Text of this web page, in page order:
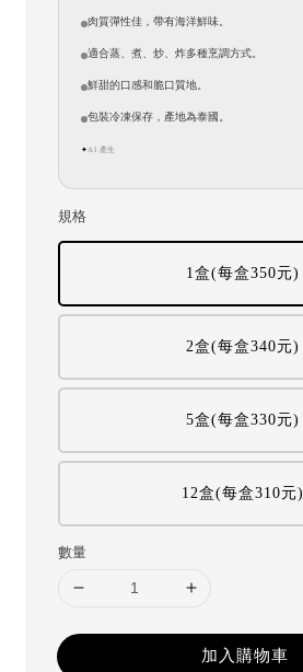
肉質彈性佳，帶有海洋鮮味。
適合蒸、煮、炒、炸多種烹調方式。
鮮甜的口感和脆口質地。
包裝冷凍保存，產地為泰國。
✦AI 產生
規格
1盒(每盒350元)
2盒(每盒340元)
5盒(每盒330元)
12盒(每盒310元)
數量
加入購物車